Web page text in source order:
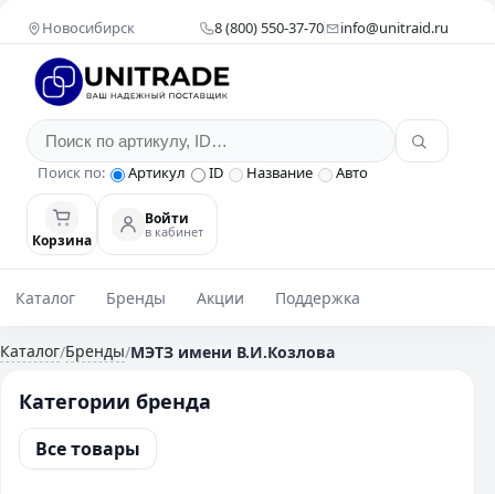
Новосибирск 8 (800) 550-37-70 info@unitraid.ru
Поиск по: Артикул ID Название Авто
Корзина
Войти
в кабинет
Каталог Бренды Акции Поддержка
Каталог/Бренды/МЭТЗ имени В.И.Козлова
Категории бренда
Все товары